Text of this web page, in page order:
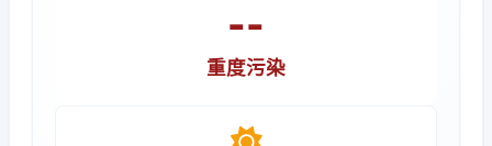
--
重度污染